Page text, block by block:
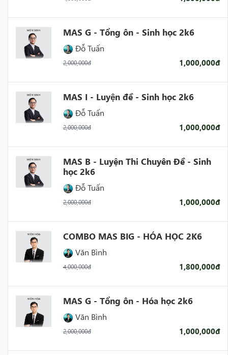
MAS G - Tổng ôn - Sinh học 2k6
Đỗ Tuấn
2,000,000đ 1,000,000đ
MAS I - Luyện đề - Sinh học 2k6
Đỗ Tuấn
2,000,000đ 1,000,000đ
MAS B - Luyện Thi Chuyên Đề - Sinh
học 2k6
Đỗ Tuấn
2,000,000đ 1,000,000đ
COMBO MAS BIG - HÓA HỌC 2K6
Văn Bình
4,000,000đ 1,800,000đ
MAS G - Tổng ôn - Hóa học 2k6
Văn Bình
2,000,000đ 1,000,000đ